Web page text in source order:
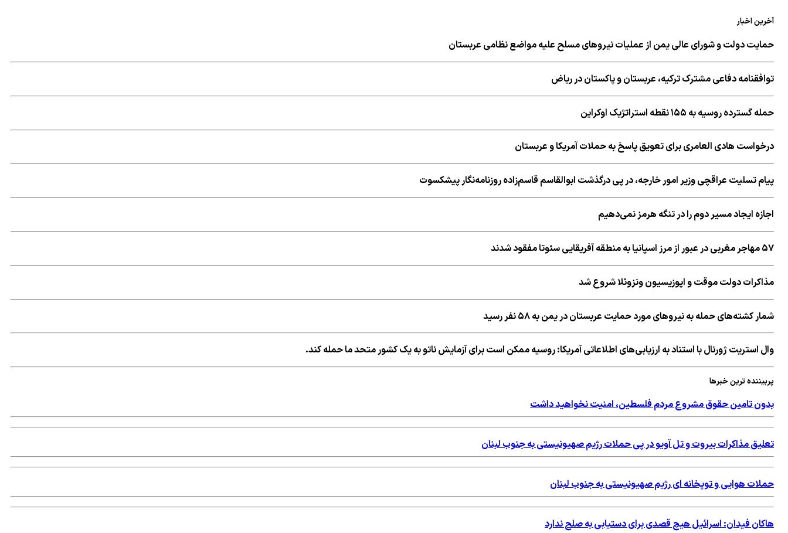
آخرین اخبار
حمایت دولت و شورای عالی یمن از عملیات نیروهای مسلح علیه مواضع نظامی عربستان
توافقنامه دفاعی مشترک ترکیه، عربستان و پاکستان در ریاض
حمله گسترده روسیه به ۱۵۵ نقطه استراتژیک اوکراین
درخواست هادی العامری برای تعویق پاسخ به حملات آمریکا و عربستان
پیام تسلیت عراقچی وزیر امور خارجه، در پی درگذشت ابوالقاسم قاسم‌زاده روزنامه‌نگار پیشکسوت
اجازه ایجاد مسیر دوم را در تنگه هرمز نمی‌دهیم
۵۷ مهاجر مغربی در عبور از مرز اسپانیا به منطقه آفریقایی سئوتا مفقود شدند
مذاکرات دولت موقت و اپوزیسیون ونزوئلا شروع شد
شمار کشته‌های حمله به نیروهای مورد حمایت عربستان در یمن به ۵۸ نفر رسید
وال استریت ژورنال با استناد به ارزیابی‌های اطلاعاتی آمریکا: روسیه ممکن است برای آزمایش ناتو به یک کشور متحد ما حمله کند.
پربیننده ترین خبرها
بدون تامین حقوق مشروع مردم فلسطین، امنیت نخواهید داشت
تعلیق مذاکرات بیروت و تل آویو در پی حملات رژیم صهیونیستی به جنوب لبنان
حملات هوایی و توپخانه ای رژیم صهیونیستی به جنوب لبنان
هاکان فیدان: اسرائیل هیچ قصدی برای دستیابی به صلح ندارد